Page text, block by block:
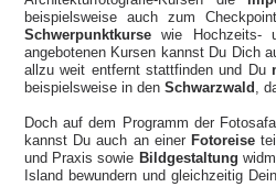
beispielsweise auch zum
Schwerpunktkursewie Hochzeits-
angebotenen Kursen kannst Du Dich
allzu weit entfernt stattfinden und Du
beispielsweise in den Schwarzwald ,
Doch auf dem Programm der
kannst Du auch an einer Fotoreise
und Praxis sowie Bildgestaltung
Island bewundern und gleichzeitig Dein